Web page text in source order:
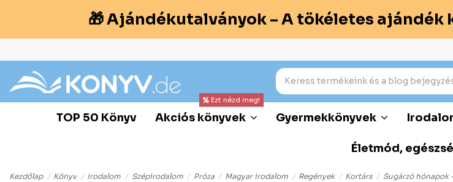
🎁 Ajándékutalványok – A tökéletes ajándék
TOP 50 Könyv Akciós könyvek
Ezt nézd meg!
Gyermekkönyvek
Életmód,
Kezdőlap Könyv Irodalom Szépirodalom Próza Magyar irodalom Regények Kortárs Sugárzó hónapok